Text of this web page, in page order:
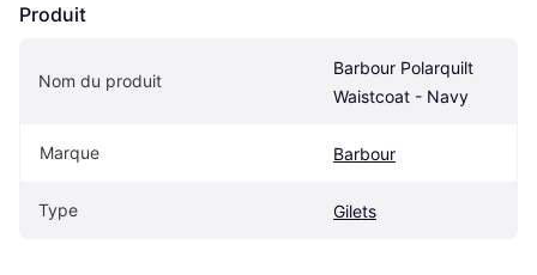
Produit
Nom du produit
Barbour Polarquilt
Waistcoat - Navy
Marque Barbour
Type Gilets